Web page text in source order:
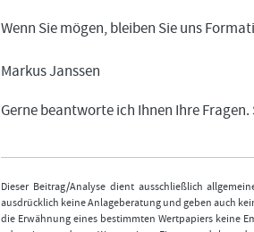
Wenn Sie mögen, bleiben Sie uns
Markus Janssen
Gerne beantworte ich Ihnen Ihre
Dieser Beitrag/Analyse dient ausschließlich
ausdrücklich keine Anlageberatung und geben auch
die Erwähnung eines bestimmten Wertpapiers keine